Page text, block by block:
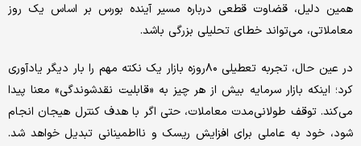
همین دلیل، قضاوت قطعی درباره مسیر آینده بورس بر اساس یک روز
معاملاتی، می‌تواند خطای تحلیلی بزرگی باشد.
در عین حال، تجربه تعطیلی ۸۰روزه بازار یک نکته مهم را بار دیگر یادآوری
کرد؛ اینکه بازار سرمایه بیش از هر چیز به «قابلیت نقدشوندگی» معنا پیدا
می‌کند. توقف طولانی‌مدت معاملات، حتی اگر با هدف کنترل هیجان انجام
شود، خود به عاملی برای افزایش ریسک و نااطمینانی تبدیل خواهد شد.